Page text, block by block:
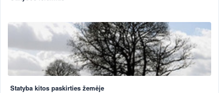
Statyba kitos paskirties žemėje